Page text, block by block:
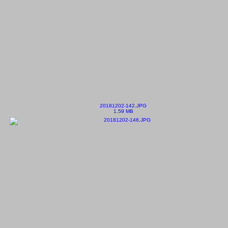
20181202-142.JPG
1.59 MB